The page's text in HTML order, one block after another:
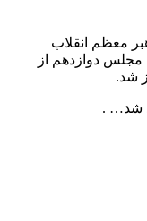
معظم انقلاب
دوازدهم از
شد.
شد… .